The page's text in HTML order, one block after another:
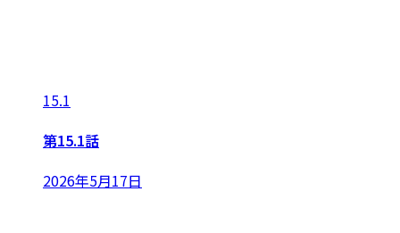
15.1
第15.1話
2026年5月17日